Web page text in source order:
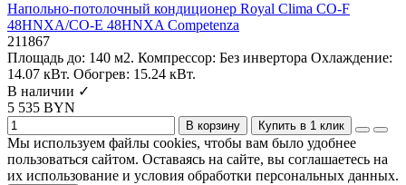
Напольно-потолочный кондиционер Royal Clima CO-F
48HNXA/CO-E 48HNXA Competenza
211867
Площадь до: 140 м2. Компрессор: Без инвертора Охлаждение:
14.07 кВт. Обогрев: 15.24 кВт.
В наличии ✓
5 535 BYN
В корзину Купить в 1 клик
Мы используем файлы cookies, чтобы вам было удобнее
пользоваться сайтом. Оставаясь на сайте, вы соглашаетесь на
их использование и условия обработки персональных данных.